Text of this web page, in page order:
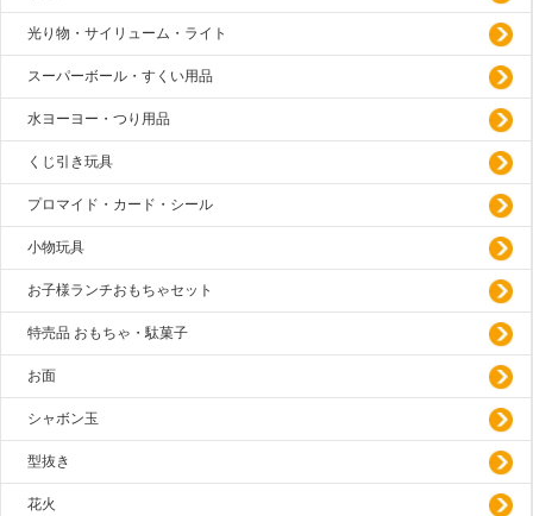
光り物・サイリューム・ライト
スーパーボール・すくい用品
水ヨーヨー・つり用品
くじ引き玩具
プロマイド・カード・シール
小物玩具
お子様ランチおもちゃセット
特売品 おもちゃ・駄菓子
お面
シャボン玉
型抜き
花火